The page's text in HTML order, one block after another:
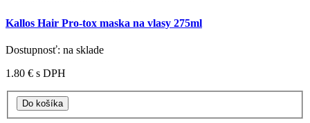
Kallos Hair Pro-tox maska na vlasy 275ml
Dostupnosť: na sklade
1.80 € s DPH